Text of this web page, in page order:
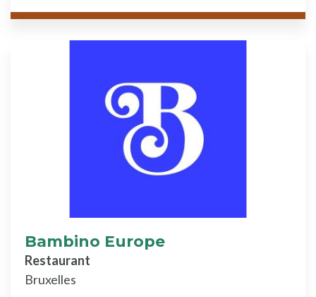
Bambino Europe
Restaurant
Bruxelles